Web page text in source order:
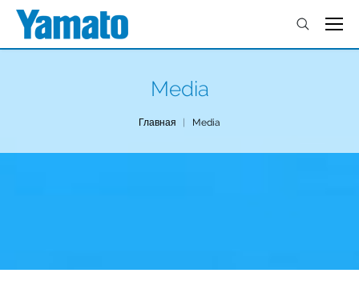
Media
Главная Media